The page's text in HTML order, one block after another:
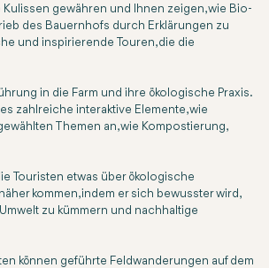
gewähren und Ihnen zeigen, wie Bio-
des Bauernhofs durch Erklärungen zu
und inspirierende Touren, die die
in die Farm und ihre ökologische Praxis.
zahlreiche interaktive Elemente, wie
Themen an, wie Kompostierung,
Touristen etwas über ökologische
kommen, indem er sich bewusster wird,
zu kümmern und nachhaltige
können geführte Feldwanderungen auf dem